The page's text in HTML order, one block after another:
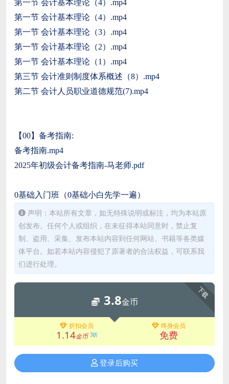
第一节 会计基本理论（4）.mp4
第一节 会计基本理论（4）.mp4
第一节 会计基本理论（3）.mp4
第一节 会计基本理论（2）.mp4
第一节 会计基本理论（1）.mp4
第三节 会计准则制度体系概述（8）.mp4
第二节 会计人员职业道德规范(7).mp4
【00】备考指南:
备考指南.mp4
2025年初级会计备考指南-马老师.pdf
0基础入门班（0基础小白先学一遍）
声明：本站所有文章，如无特殊说明或标注，均为本站原
创发布。任何个人或组织，在未征得本站同意时，禁止复
制、盗用、采集、发布本站内容到任何网站、书籍等各类媒
体平台。如若本站内容侵犯了原著者的合法权益，可联系我
们进行处理。
下载
3.8金币
折扣会员
1.14金币 3折
终身会员
免费
登录后购买